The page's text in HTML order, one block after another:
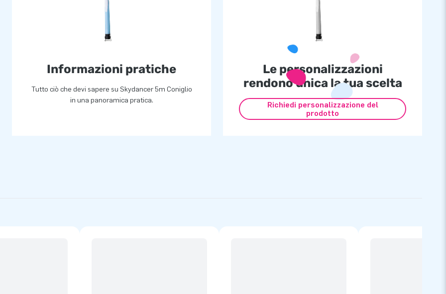
Informazioni pratiche
Tutto ciò che devi sapere su Skydancer 5m Coniglio
in una panoramica pratica.
Le personalizzazioni
rendono unica la tua scelta
Richiedi personalizzazione del
prodotto